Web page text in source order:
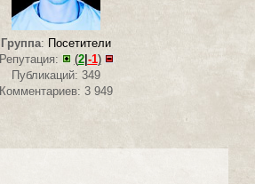
Группа: Посетители
Репутация:
(2| -1)
Публикаций: 349
Комментариев: 3 949